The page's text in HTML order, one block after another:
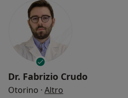
Dr. Fabrizio Crudo
Otorino · Altro